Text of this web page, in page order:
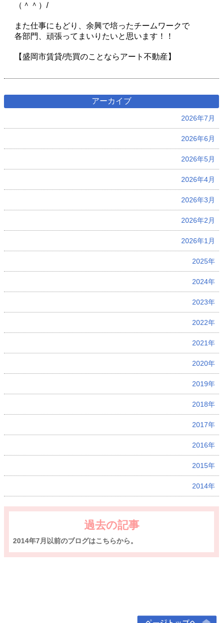
（＾＾）/
また仕事にもどり、余興で培ったチームワークで
各部門、頑張ってまいりたいと思います！！
【盛岡市賃貸/売買のことならアート不動産】
アーカイブ
2026年7月
2026年6月
2026年5月
2026年4月
2026年3月
2026年2月
2026年1月
2025年
2024年
2023年
2022年
2021年
2020年
2019年
2018年
2017年
2016年
2015年
2014年
過去の記事
2014年7月以前のブログはこちらから。